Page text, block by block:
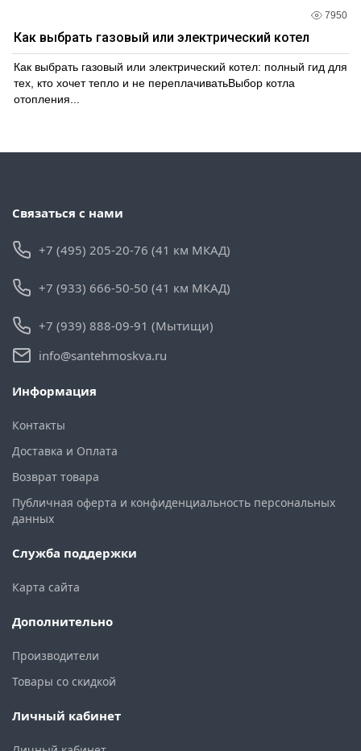
7950
Как выбрать газовый или электрический котел
Как выбрать газовый или электрический котел: полный гид для
тех, кто хочет тепло и не переплачиватьВыбор котла
отопления...
Связаться с нами
+7 (495) 205-20-76 (41 км МКАД)
+7 (933) 666-50-50 (41 км МКАД)
+7 (939) 888-09-91 (Мытищи)
info@santehmoskva.ru
Информация
Контакты
Доставка и Оплата
Возврат товара
Публичная оферта и конфиденциальность персональных
данных
Служба поддержки
Карта сайта
Дополнительно
Производители
Товары со скидкой
Личный кабинет